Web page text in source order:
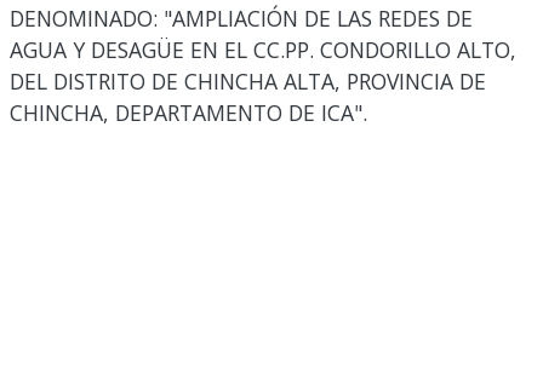
DENOMINADO: "AMPLIACIÓN DE LAS REDES DE
AGUA Y DESAGÜE EN EL CC.PP. CONDORILLO ALTO,
DEL DISTRITO DE CHINCHA ALTA, PROVINCIA DE
CHINCHA, DEPARTAMENTO DE ICA".